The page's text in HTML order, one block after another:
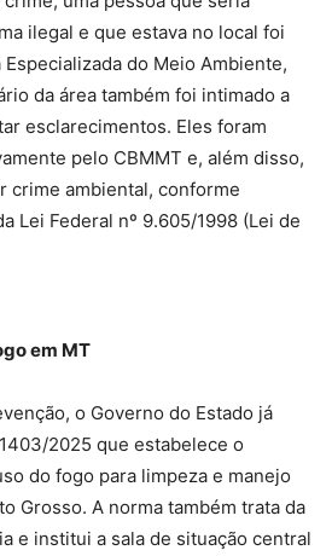
ilegal e que estava no local foi
do Meio Ambiente,
da área também foi intimado a
esclarecimentos. Eles foram
pelo CBMMT e, além disso,
crime ambiental, conforme
Lei Federal nº 9.605/1998 (Lei de
em MT
o Governo do Estado já
2025 que estabelece o
do fogo para limpeza e manejo
Grosso. A norma também trata da
e institui a sala de situação central